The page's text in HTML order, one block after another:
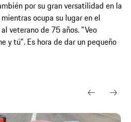
por su gran versatilidad en la
ocupa su lugar en el
veterano de 75 años. "Veo
y tú". Es hora de dar un pequeño